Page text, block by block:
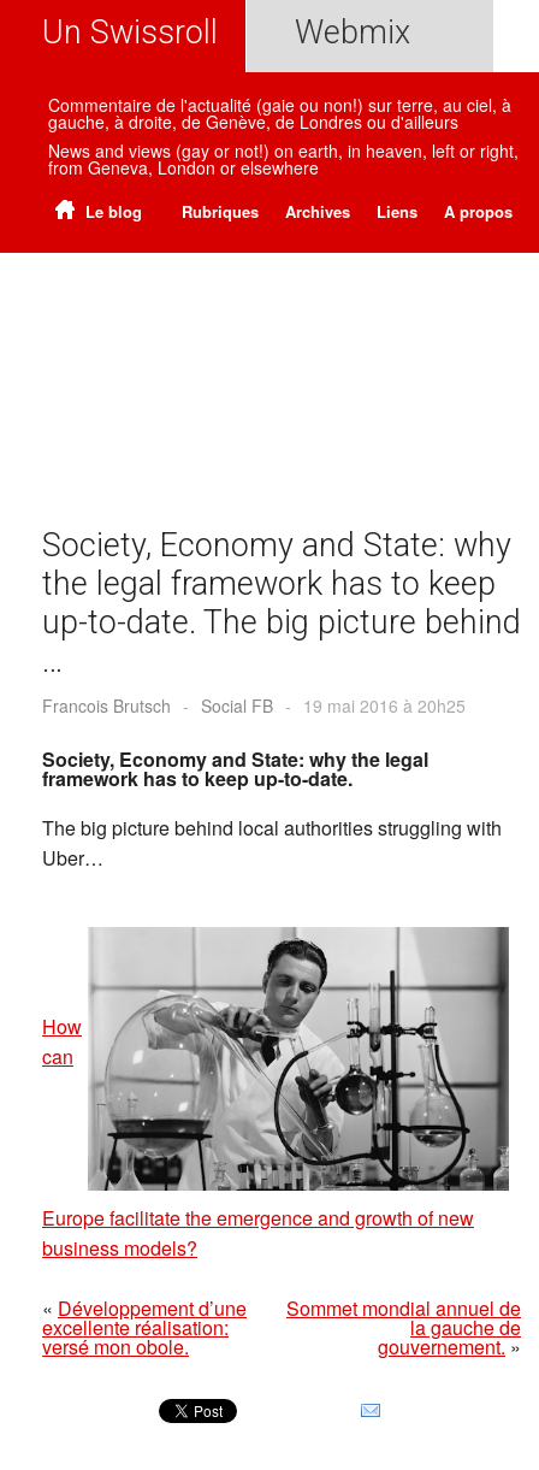
Un Swissroll Webmix
Commentaire de l'actualité (gaie ou non!) sur terre, au ciel, à
gauche, à droite, de Genève, de Londres ou d'ailleurs
News and views (gay or not!) on earth, in heaven, left or right,
from Geneva, London or elsewhere
Le blog Rubriques Archives Liens A propos
Society, Economy and State: why
the legal framework has to keep
up-to-date. The big picture behind
…
Francois Brutsch - Social FB - 19 mai 2016 à 20h25
Society, Economy and State: why the legal
framework has to keep up-to-date.
The big picture behind local authorities struggling with
Uber…
How
can
Europe facilitate the emergence and growth of new
business models?
« Développement d’une
excellente réalisation:
versé mon obole.
Sommet mondial annuel de
la gauche de
gouvernement.»